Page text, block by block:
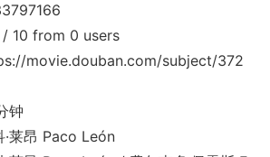
10 from 0 users
movie.douban.com/subject/372
昂 Paco León